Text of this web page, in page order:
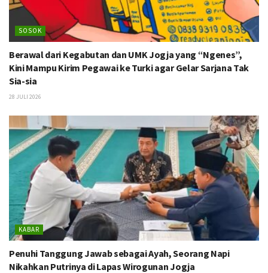
SOSOK
Berawal dari Kegabutan dan UMK Jogja yang “Ngenes”,
Kini Mampu Kirim Pegawai ke Turki agar Gelar Sarjana Tak
Sia-sia
28 JULI 2026
KABAR
Penuhi Tanggung Jawab sebagai Ayah, Seorang Napi
Nikahkan Putrinya di Lapas Wirogunan Jogja